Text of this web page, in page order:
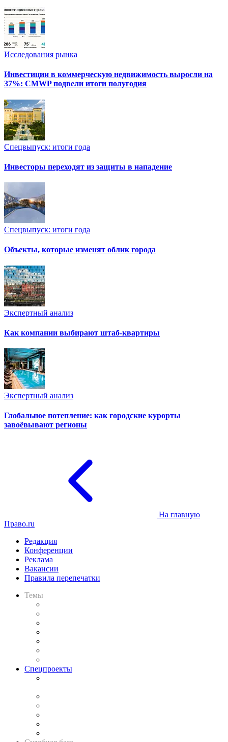
Исследования рынка
Инвестиции в коммерческую недвижимость выросли на
37%: CMWP подвели итоги полугодия
Спецвыпуск: итоги года
Инвесторы переходят из защиты в нападение
Спецвыпуск: итоги года
Объекты, которые изменят облик города
Экспертный анализ
Как компании выбирают штаб-квартиры
Экспертный анализ
Глобальное потепление: как городские курорты
завоёвывают регионы
На главную
Право.ru
Редакция
Конференции
Реклама
Вакансии
Правила перепечатки
Темы
Спецпроекты